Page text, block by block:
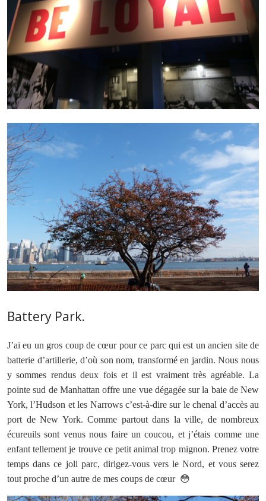
Battery Park.
J’ai eu un gros coup de cœur pour ce parc qui est un ancien site de
batterie d’artillerie, d’où son nom, transformé en jardin. Nous nous
y sommes rendus deux fois et il est vraiment très agréable. La
pointe sud de Manhattan offre une vue dégagée sur la baie de New
York, l’Hudson et les Narrows c’est-à-dire sur le chenal d’accès au
port de New York. Comme partout dans la ville, de nombreux
écureuils sont venus nous faire un coucou, et j’étais comme une
enfant tellement je trouve ce petit animal trop mignon. Prenez votre
temps dans ce joli parc, dirigez-vous vers le Nord, et vous serez
tout proche d’un autre de mes coups de cœur 😳